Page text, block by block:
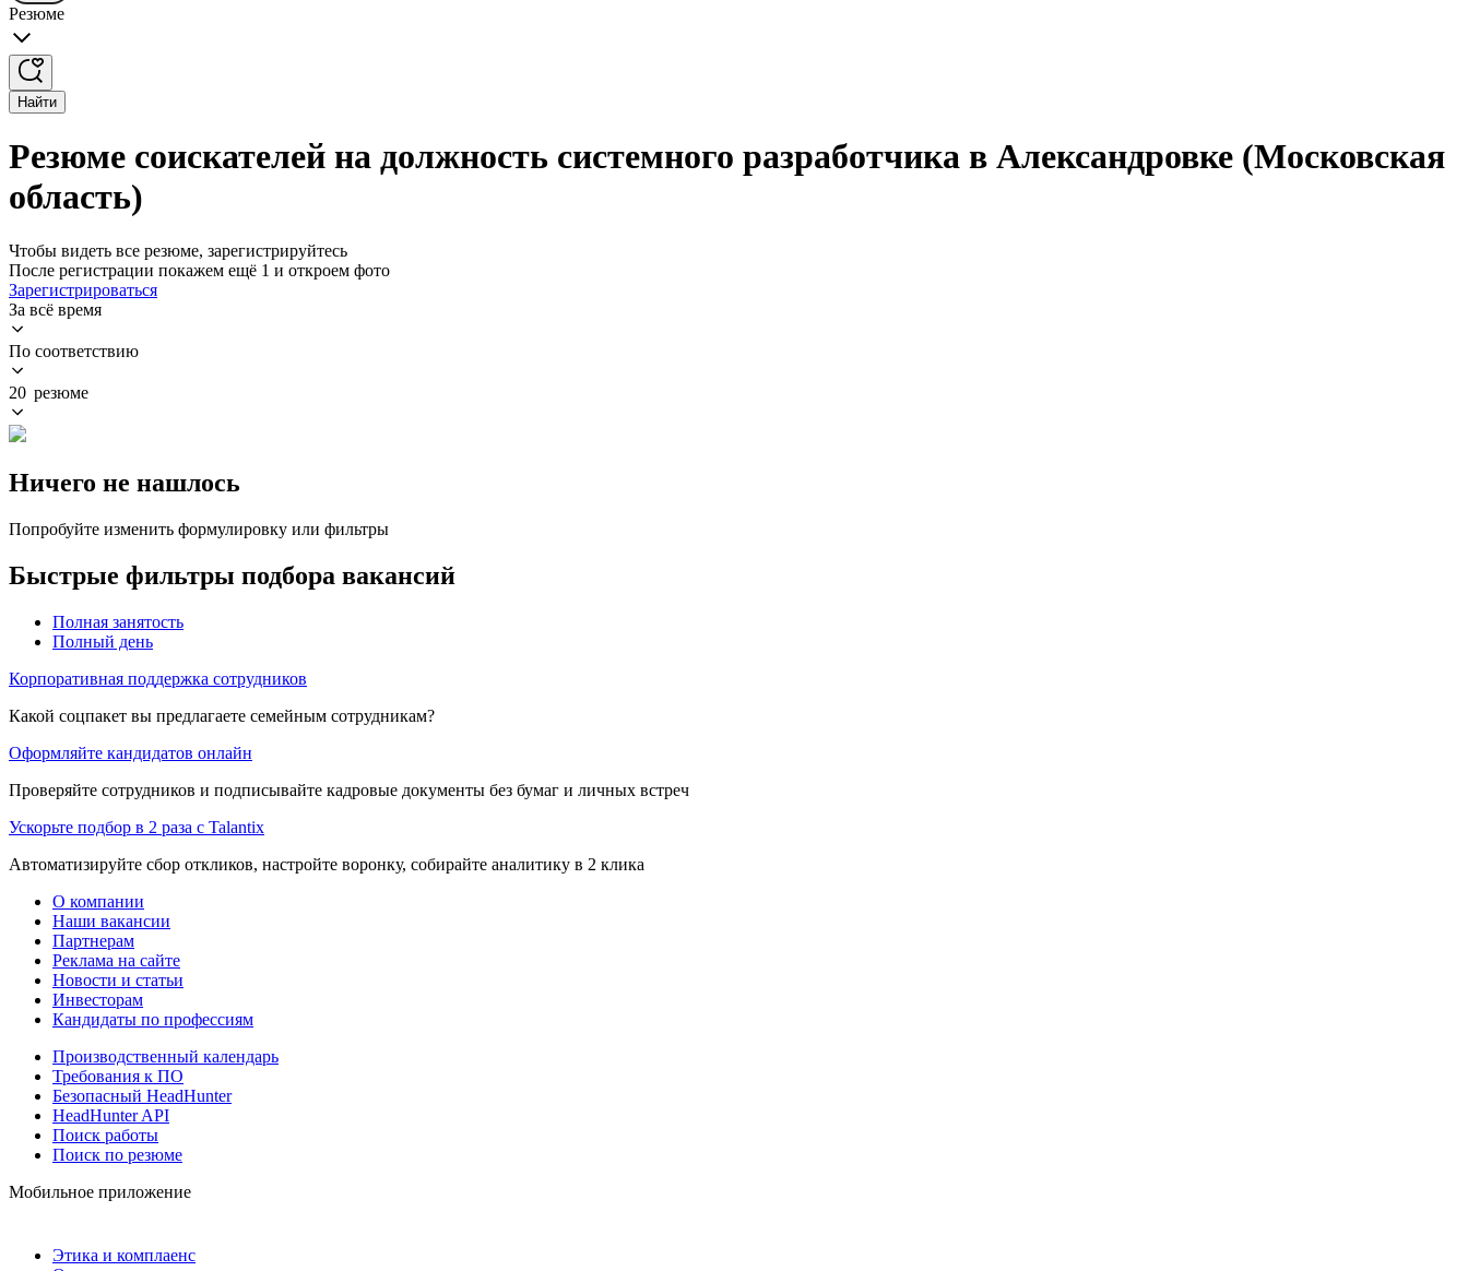
Резюме
Найти
Резюме соискателей на должность системного разработчика в Александровке (Московская
область)
Чтобы видеть все резюме, зарегистрируйтесь
После регистрации покажем ещё 1 и откроем фото
Зарегистрироваться
За всё время
По соответствию
20 резюме
Ничего не нашлось
Попробуйте изменить формулировку или фильтры
Быстрые фильтры подбора вакансий
Полная занятость
Полный день
Корпоративная поддержка сотрудников
Какой соцпакет вы предлагаете семейным сотрудникам?
Оформляйте кандидатов онлайн
Проверяйте сотрудников и подписывайте кадровые документы без бумаг и личных встреч
Ускорьте подбор в 2 раза с Talantix
Автоматизируйте сбор откликов, настройте воронку, собирайте аналитику в 2 клика
О компании
Наши вакансии
Партнерам
Реклама на сайте
Новости и статьи
Инвесторам
Кандидаты по профессиям
Производственный календарь
Требования к ПО
Безопасный HeadHunter
HeadHunter API
Поиск работы
Поиск по резюме
Мобильное приложение
Этика и комплаенс